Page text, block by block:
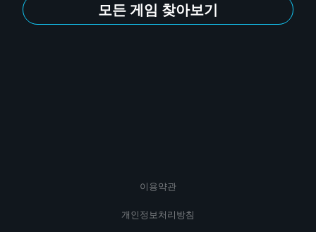
모든 게임 찾아보기
이용약관
개인정보처리방침